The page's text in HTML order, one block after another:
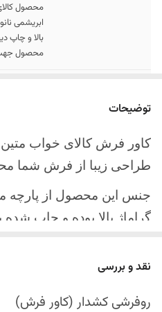
محصول
ابریشمی
بالا و چاپ
محصول
ارسال کالا
آینده
توضیحات
کاور فرش کالای خواب
طراحی زیبا از فرش شما
جنس این محصول از پارچه
گراماژ بالا بوده و چاپ شده
چهار گوشه این محصول با
نقد و بررسی
روفرشی کشدار (کاور فرش)